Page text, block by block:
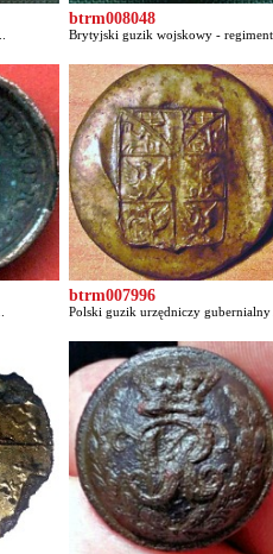
btrm008048
Brytyjski guzik wojskowy -
btrm007996
Polski guzik urzędniczy gubernialny